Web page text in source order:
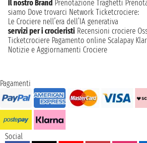
Il nostro Brand Prenotazione Traghetti
siamo Dove trovarci Network Ticketcrociere:
Le Crociere nell’era dell’IA generativa
servizi per i crocieristi Recensioni crociere
Ticketcrociere Pagamento online Scalapay
Notizie e Aggiornamenti Crociere
Pagamenti
Social